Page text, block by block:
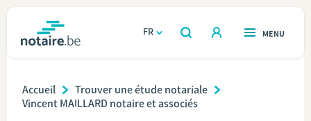
FR
OUVERT
RECHERCHER
OUVERT
MENU
Immobilier TROUVER UN NOTAIRE
Breadcrumb
Accueil
Trouver une étude notariale
Vincent MAILLARD notaire et associés